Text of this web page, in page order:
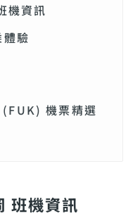
機資訊
驗
機票精選
班機資訊